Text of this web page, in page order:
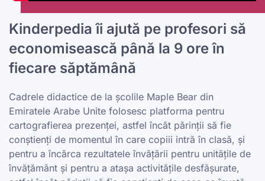
Kinderpedia îi ajută pe profesori să
economisească până la 9 ore în
fiecare săptămână
Cadrele didactice de la școlile Maple Bear din
Emiratele Arabe Unite folosesc platforma pentru
cartografierea prezenței, astfel încât părinții să fie
conștienți de momentul în care copiii intră în clasă, și
pentru a încărca rezultatele învățării pentru unitățile de
învățământ și pentru a atașa activitățile desfășurate,